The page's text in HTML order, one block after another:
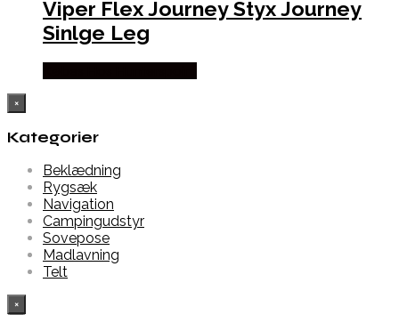
Viper Flex Journey Styx Journey
Sinlge Leg
×
Kategorier
Beklædning
Rygsæk
Navigation
Campingudstyr
Sovepose
Madlavning
Telt
×